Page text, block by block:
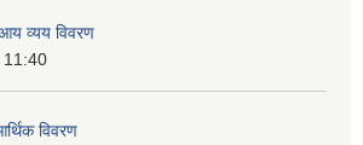
व्यय विवरण
विवरण